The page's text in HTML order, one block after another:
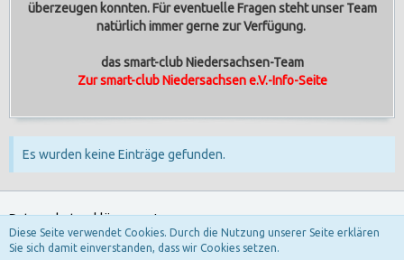
überzeugen konnten. Für eventuelle Fragen steht unser Team
natürlich immer gerne zur Verfügung.
das smart-club Niedersachsen-Team
Zur smart-club Niedersachsen e.V.-Info-Seite
Es wurden keine Einträge gefunden.
Datenschutzerklärung Impressum
Diese Seite verwendet Cookies. Durch die Nutzung unserer Seite erklären
Sie sich damit einverstanden, dass wir Cookies setzen.